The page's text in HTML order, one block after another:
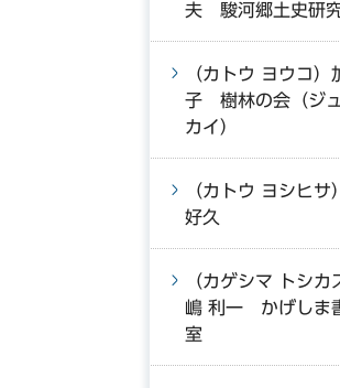
夫 駿河郷土史研
（カトウ ヨウコ）
子 樹林の会（ジ
カイ）
（カトウ ヨシヒサ
好久
（カゲシマ トシカ
嶋 利一 かげしま
室